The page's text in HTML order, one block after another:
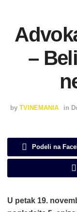
–
by TVINEMANIA in
Podeli na
U petak 19.